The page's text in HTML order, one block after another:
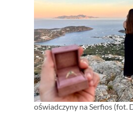
oświadczyny na Serfios (fot.